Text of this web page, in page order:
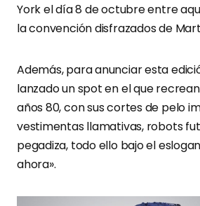
York el día 8 de octubre entre
la convención disfrazados de
Además, para anunciar esta
lanzado un spot en el que
años 80, con sus cortes de pelo
vestimentas llamativas, robots
pegadiza, todo ello bajo el
ahora».